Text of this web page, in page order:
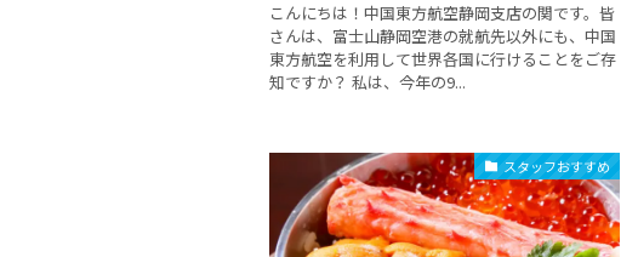
こんにちは！中国東方航空静岡支店の関です。皆
さんは、富士山静岡空港の就航先以外にも、中国
東方航空を利用して世界各国に行けることをご存
知ですか？ 私は、今年の9...
スタッフおすすめ